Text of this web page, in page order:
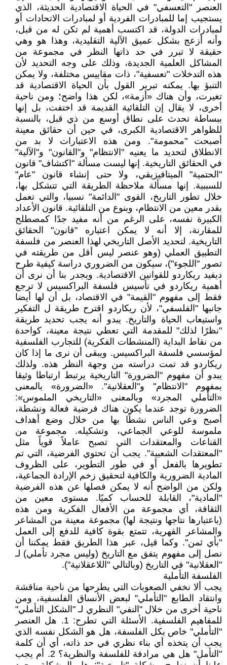
العنصر "التعسفي" في الحياة الاقتصادية الحديثة، الذي
يستجيب إما للمبادرات الفردية أو لمبادرات الاتحادات أو
لمبادرات الدولة، قد اكتسب أهمية لم تكن له من قبل،
وأنه أزعج بشكل عميق الآلية التقليدية، وهذا هو وهي
حقيقة لا تبرر في حد ذاتها النظر في مجموعة من
المشاكل العلمية الجديدة، وذلك على وجه التحديد لأن
هذه التدخلات "تعسفية"، ذات مقاييس مختلفة، ولا يمكن
التنبؤ بها. يمكنه تبرير القول بأن الحياة الاقتصادية قد
تغيرت، وأن هناك «أزمة»، لكن هذا واضح؛ ومن ناحية
أخرى، لا يقال إن التلقائية القديمة قد اختفت، بل إنها
ببساطة تحدث على نطاق أوسع من ذي قبل، بالنسبة
للظواهر الاقتصادية الكبرى، في حين أن حقائق معينة
أصبحت "محمومة". ومن هذه الاعتبارات لا بد من
الانطلاق لتحديد ما يعنيه "الانتظام" و"القانون" و"الآلية"
في الحقائق التاريخية. إنها ليست مسألة "اكتشاف" قانون
"الحتمية" الميتافيزيقي، ولا حتى إنشاء قانون "عام"
للسببية. إنها مسألة ملاحظة الطريقة التي تتشكل بها،
خلال تطور التاريخ، القوى "الدائمة" نسبيا، والتي تعمل
بقدر معين من الانتظام، وبنوع من التلقائية. قانون الأعداد
الكبيرة نفسه، على الرغم من أنه مفيد جدًا كمصطلح
للمقارنة، إلا أنه لا يمكن اعتباره "قانون" الحقائق
التاريخية. لتحديد الأصل التاريخي لهذا العنصر من فلسفة
التطبيق العملي (وهو عنصر ليس أقل من طريقته في
تصور "اللجوء")، سيكون من الضروري دراسة كيفية طرح
ديفيد ريكاردو للقوانين الاقتصادية. ويجدر بنا أن نرى أن
أهمية ريكاردو في تأسيس فلسفة البراكسيس لا ترجع
فقط إلى مفهوم "القيمة" في الاقتصاد، بل أن لها أيضا
جانبها "الفلسفي"، لأن ريكاردو اقترح طريقة ل التفكير
واستيعاب الحياة والتاريخ. يبدو أنه يجب تحديد طريقة
"نظرًا لذلك" للمقدمة التي تعطي نتيجة معينة، كواحدة
من نقاط البداية (المنشطات الفكرية) للتجارب الفلسفية
لمؤسسي فلسفة البراكسيس. ويبقى أن نرى ما إذا كان
ريكاردو قد تمت دراسته من وجهة النظر هذه. ولذلك
يبدو أن مفهوم "الضرورة" التاريخية يرتبط ارتباطا وثيقا
بمفهوم "الانتظام" و"العقلانية". «الضرورة» بالمعنى
«التأملي المجرد» وبالمعنى «التاريخي الملموس»:
الضرورة توجد عندما يكون هناك فرضية فعالة ونشطة،
أصبح وعي الناس نشطًا بها من خلال وضع أهداف
ملموسة للوعي الجماعي، وتشكيله. مجموعة من
القناعات والمعتقدات التي تصبح عاملاً قوياً مثل
"المعتقدات الشعبية". يجب أن تحتوي الفرضية، التي تم
تطويرها بالفعل أو في طور التطوير، على الظروف
المادية الضرورية والكافية لتحقيق زخم الإرادة الجماعية،
ولكن من الواضح أنه لا يمكن فصلها عن هذه الفرضية
"المادية"، القابلة للحساب كميًا. مستوى معين من
الثقافة، أي مجموعة من الأفعال الفكرية ومن هذه
(باعتبارها نتاجها ونتيجة لها) مجموعة معينة من المشاعر
والمشاعر القهرية، تتمتع بقوة كافية للدفع إلى العمل
"بأي ثمن". وكما قيل، عبر هذا الطريق فقط يمكننا أن
نصل إلى مفهوم يتفق مع التاريخ (وليس مجرد تأملي) لـ
"العقلانية" في التاريخ (وبالتالي "اللاعقلانية").
الفلسفة التأملية
يجب ألا نخفي الصعوبات التي يطرحها من ناحية مناقشة
وانتقاد الطابع "التأملي" لبعض الأنساق الفلسفية، ومن
ناحية أخرى من خلال "النفي" النظري لـ "الشكل التأملي"
للمفاهيم الفلسفية. الأسئلة التي تطرح: 1. هل العنصر
"التأملي" خاص بكل الفلسفة، هل هو الشكل نفسه الذي
يجب أن يتخذه أي بناء نظري في حد ذاته، أي أن كلمة
"التأمل" هل هي مرادفة للفلسفة والنظرية؟ 2. أم يجب